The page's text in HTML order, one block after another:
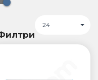
24